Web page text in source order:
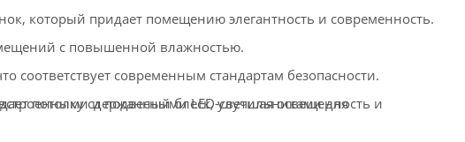
который придает помещению элегантность и современность.
с повышенной влажностью.
соответствует современным стандартам безопасности.
и подвесными LED-светильниками для
потолку сдержанный блеск, улучшая освещенность и